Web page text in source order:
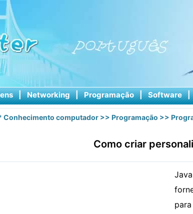
| Networking | Programação | Software |
Conhecimento computador >> Programação >>
Como criar